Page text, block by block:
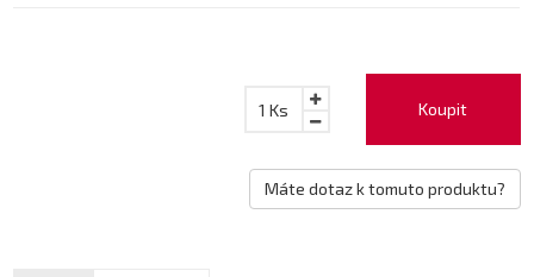
Koupit
1 Ks
Máte dotaz k tomuto produktu?